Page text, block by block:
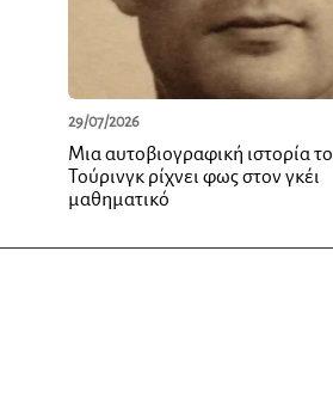
29/07/2026
Μια αυτοβιογραφική ιστορία
Τούρινγκ ρίχνει φως στον γκέι
μαθηματικό